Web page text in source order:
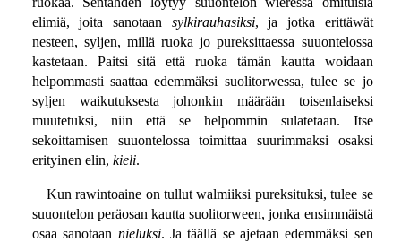
elimiä, joita sanotaan sylkirauhasiksi, ja jotka erittäwät
nesteen, syljen, millä ruoka jo pureksittaessa suuontelossa
kastetaan. Paitsi sitä että ruoka tämän kautta woidaan
helpommasti saattaa edemmäksi suolitorwessa, tulee se jo
syljen waikutuksesta johonkin määrään toisenlaiseksi
muutetuksi, niin että se helpommin sulatetaan. Itse
sekoittamisen suuontelossa toimittaa suurimmaksi osaksi
erityinen elin, kieli.
Kun rawintoaine on tullut walmiiksi pureksituksi, tulee se
suuontelon peräosan kautta suolitorween, jonka ensimmäistä
osaa sanotaan nieluksi. Ja täällä se ajetaan edemmäksi sen